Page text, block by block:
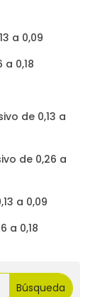
a 0,09
0,18
de 0,13 a
de 0,26 a
a 0,09
a 0,18